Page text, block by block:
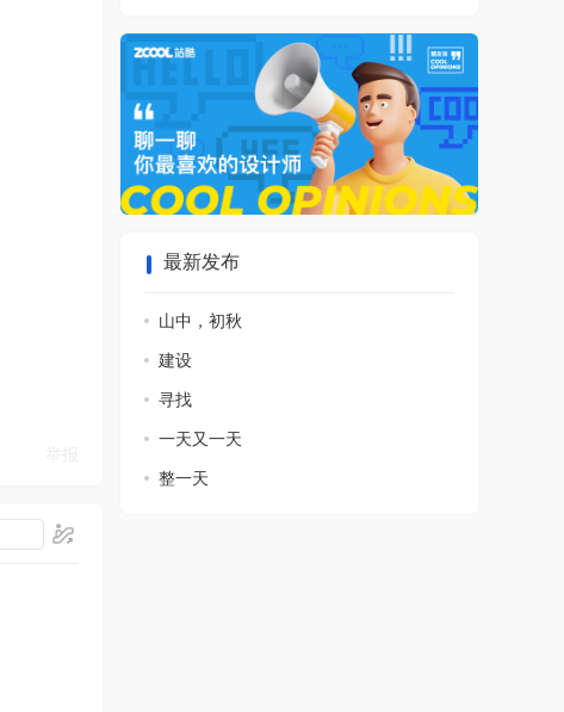
最新发布
山中，初秋
建设
寻找
一天又一天
整一天